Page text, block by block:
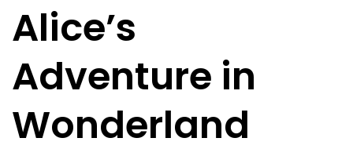
Alice’s
Adventure in
Wonderland